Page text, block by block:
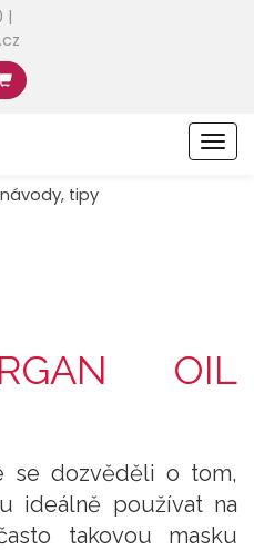
|
tipy
OIL
se dozvěděli o tom,
ideálně používat na
takovou masku